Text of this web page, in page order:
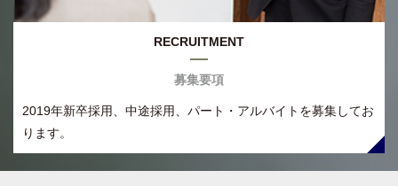
RECRUITMENT
募集要項
2019年新卒採用、中途採用、パート・アルバイトを募集してお
ります。